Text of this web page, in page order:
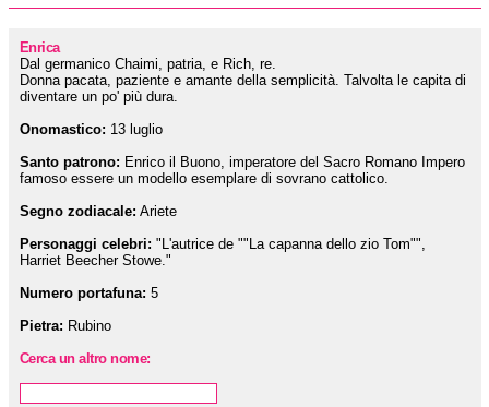
Enrica
Dal germanico Chaimi, patria, e Rich, re.
Donna pacata, paziente e amante della semplicità. Talvolta le capita di
diventare un po' più dura.
Onomastico: 13 luglio
Santo patrono: Enrico il Buono, imperatore del Sacro Romano Impero
famoso essere un modello esemplare di sovrano cattolico.
Segno zodiacale: Ariete
Personaggi celebri: "L'autrice de ""La capanna dello zio Tom"",
Harriet Beecher Stowe."
Numero portafuna: 5
Pietra: Rubino
Cerca un altro nome: